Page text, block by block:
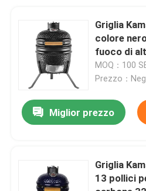
Griglia
colore
fuoco di
MOQ：100
Prezzo：
Miglior prezzo
Griglia
13 pollici